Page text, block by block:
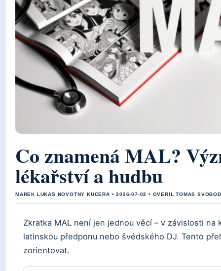
Co znamená MAL?
lékařství a hudbu
MAREK LUKAS NOVOTNY KUCERA • 2026-07-02 • OVERIL TOMAS
Zkratka MAL není jen jednou věcí – v závislosti
latinskou předponu nebo švédského DJ. Tento
zorientovat.